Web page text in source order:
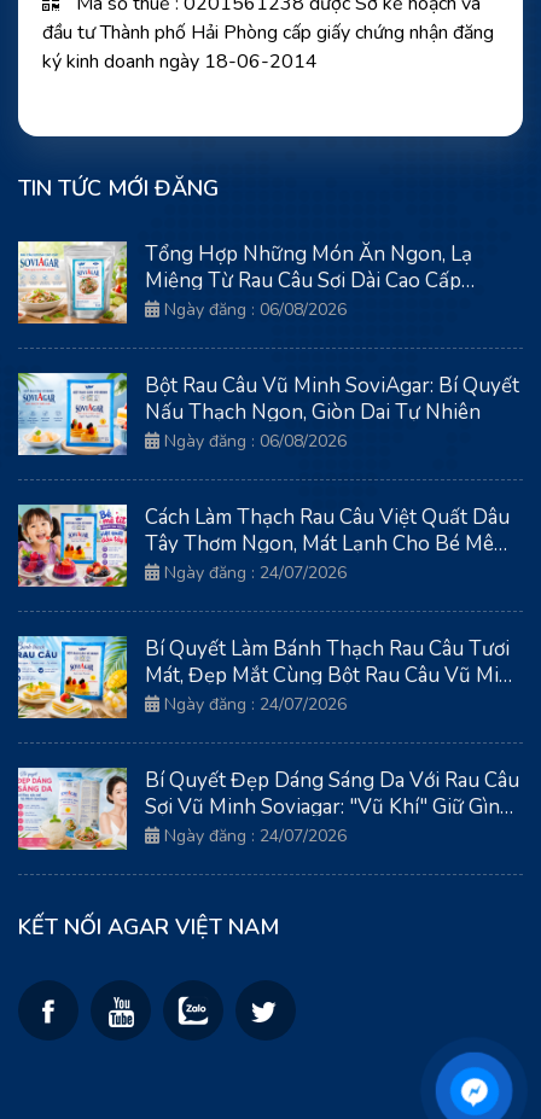
đầu tư Thành phố Hải Phòng cấp giấy chứng nhận đăng
ký kinh doanh ngày 18-06-2014
TIN TỨC MỚI ĐĂNG
Tổng Hợp Những Món Ăn Ngon, Lạ
Miệng Từ Rau Câu Sợi Dài Cao Cấp
SoviAgar
Ngày đăng : 06/08/2026
Bột Rau Câu Vũ Minh SoviAgar: Bí Quyết
Nấu Thạch Ngon, Giòn Dai Tự Nhiên
Ngày đăng : 06/08/2026
Cách Làm Thạch Rau Câu Việt Quất Dâu
Tây Thơm Ngon, Mát Lạnh Cho Bé Mê
TítNgày đăng : 24/07/2026
Bí Quyết Làm Bánh Thạch Rau Câu Tươi
Mát, Đẹp Mắt Cùng Bột Rau Câu Vũ Minh
Soviagar
Ngày đăng : 24/07/2026
Bí Quyết Đẹp Dáng Sáng Da Với Rau Câu
Sợi Vũ Minh Soviagar: "Vũ Khí" Giữ Gìn
Thanh Xuân Từ Biển Cả
Ngày đăng : 24/07/2026
KẾT NỐI AGAR VIỆT NAM